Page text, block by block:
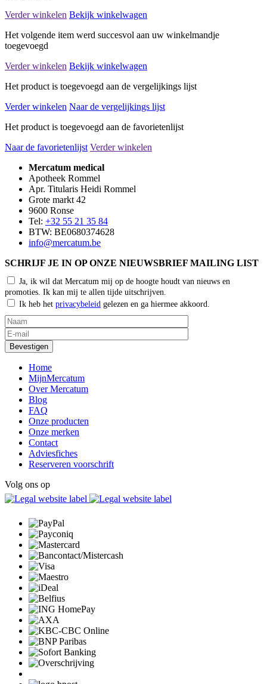
Verder winkelen Bekijk winkelwagen
Het volgende item werd succesvol aan uw winkelmandje
toegevoegd
Verder winkelen Bekijk winkelwagen
Het product is toegevoegd aan de vergelijkings lijst
Verder winkelen Naar de vergelijkings lijst
Het product is toegevoegd aan de favorietenlijst
Naar de favorietenlijst Verder winkelen
Mercatum medical
Apotheek Rommel
Apr. Titularis Heidi Rommel
Grote markt 42
9600 Ronse
Tel: +32 55 21 35 84
BTW: BE0680374628
info@mercatum.be
SCHRIJF JE IN OP ONZE NIEUWSBRIEF MAILING LIST
Ja, ik wil dat Mercatum mij op de hoogte houdt van nieuws en
promoties. Ik kan mij te allen tijde uitschrijven.
Ik heb het privacybeleid gelezen en ga hiermee akkoord.
Home
MijnMercatum
Over Mercatum
Blog
FAQ
Onze producten
Onze merken
Contact
Adviesfiches
Reserveren voorschrift
Volg ons op